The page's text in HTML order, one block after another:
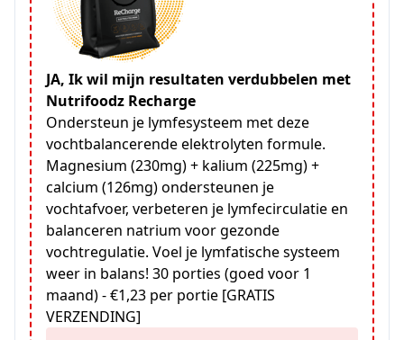
JA, Ik wil mijn resultaten verdubbelen met
Nutrifoodz Recharge
Ondersteun je lymfesysteem met deze
vochtbalancerende elektrolyten formule.
Magnesium (230mg) + kalium (225mg) +
calcium (126mg) ondersteunen je
vochtafvoer, verbeteren je lymfecirculatie en
balanceren natrium voor gezonde
vochtregulatie. Voel je lymfatische systeem
weer in balans! 30 porties (goed voor 1
maand) - €1,23 per portie [GRATIS
VERZENDING]